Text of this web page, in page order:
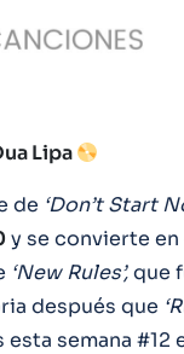
Lipa
de ‘Don’t Start
y se convierte
‘New Rules’,que
después que
esta semana #12